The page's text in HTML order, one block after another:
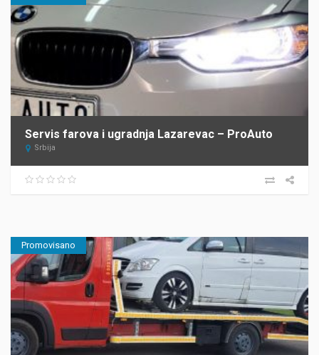
Servis farova i ugradnja Lazarevac – ProAuto
Srbija
Promovisano